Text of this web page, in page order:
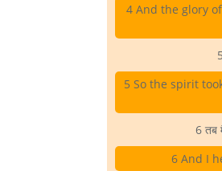
4 And the glory
5 So the spirit
6 तब
6 And I